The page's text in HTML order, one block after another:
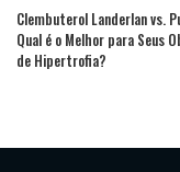
Clembuterol Landerlan vs.
Qual é o Melhor para Seus
de Hipertrofia?